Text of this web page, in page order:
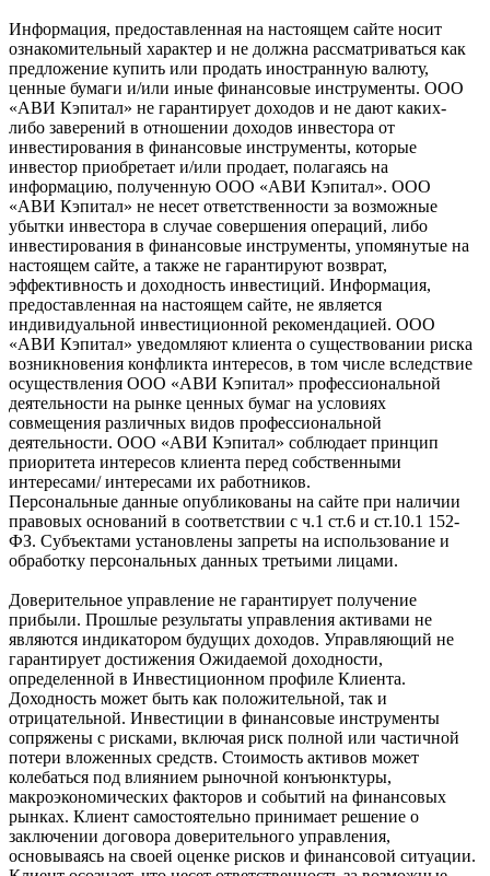
Информация, предоставленная на настоящем сайте носит
ознакомительный характер и не должна рассматриваться как
предложение купить или продать иностранную валюту,
ценные бумаги и/или иные финансовые инструменты. ООО
«АВИ Кэпитал» не гарантирует доходов и не дают каких-
либо заверений в отношении доходов инвестора от
инвестирования в финансовые инструменты, которые
инвестор приобретает и/или продает, полагаясь на
информацию, полученную ООО «АВИ Кэпитал». ООО
«АВИ Кэпитал» не несет ответственности за возможные
убытки инвестора в случае совершения операций, либо
инвестирования в финансовые инструменты, упомянутые на
настоящем сайте, а также не гарантируют возврат,
эффективность и доходность инвестиций. Информация,
предоставленная на настоящем сайте, не является
индивидуальной инвестиционной рекомендацией. ООО
«АВИ Кэпитал» уведомляют клиента о существовании риска
возникновения конфликта интересов, в том числе вследствие
осуществления ООО «АВИ Кэпитал» профессиональной
деятельности на рынке ценных бумаг на условиях
совмещения различных видов профессиональной
деятельности. ООО «АВИ Кэпитал» соблюдает принцип
приоритета интересов клиента перед собственными
интересами/ интересами их работников.
Персональные данные опубликованы на сайте при наличии
правовых оснований в соответствии с ч.1 ст.6 и ст.10.1 152-
ФЗ. Субъектами установлены запреты на использование и
обработку персональных данных третьими лицами.
Доверительное управление не гарантирует получение
прибыли. Прошлые результаты управления активами не
являются индикатором будущих доходов. Управляющий не
гарантирует достижения Ожидаемой доходности,
определенной в Инвестиционном профиле Клиента.
Доходность может быть как положительной, так и
отрицательной. Инвестиции в финансовые инструменты
сопряжены с рисками, включая риск полной или частичной
потери вложенных средств. Стоимость активов может
колебаться под влиянием рыночной конъюнктуры,
макроэкономических факторов и событий на финансовых
рынках. Клиент самостоятельно принимает решение о
заключении договора доверительного управления,
основываясь на своей оценке рисков и финансовой ситуации.